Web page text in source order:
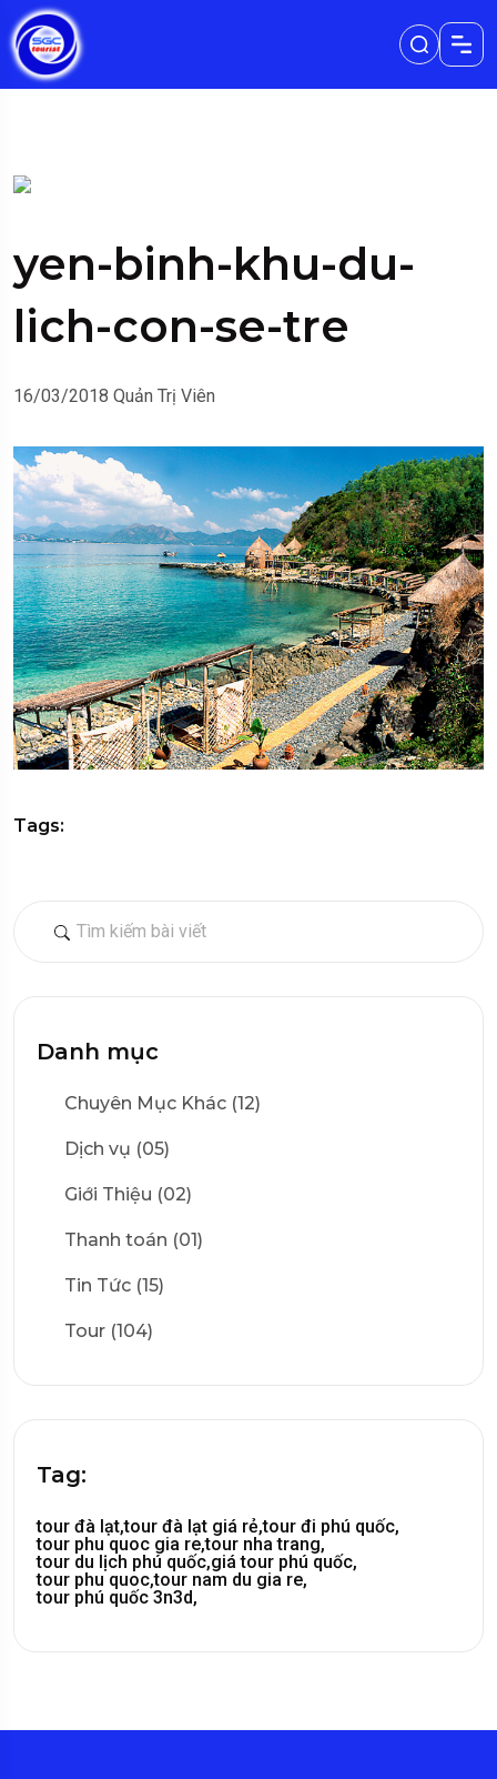
Danh mục
Chuyên Mục Khác (12)
Dịch vụ (05)
Giới Thiệu (02)
Thanh toán (01)
Tin Tức (15)
Tour (104)
Tag:
tour đà lạt,tour đà lạt giá rẻ,tour đi phú quốc,
tour phu quoc gia re,tour nha trang,
tour du lịch phú quốc,giá tour phú quốc,
tour phu quoc,tour nam du gia re,
tour phú quốc 3n3d,
yen-binh-khu-du-
lich-con-se-tre
16/03/2018 Quản Trị Viên
Tags: